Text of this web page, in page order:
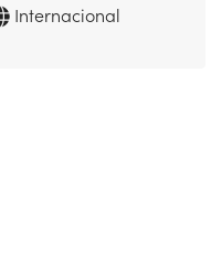
Internacional